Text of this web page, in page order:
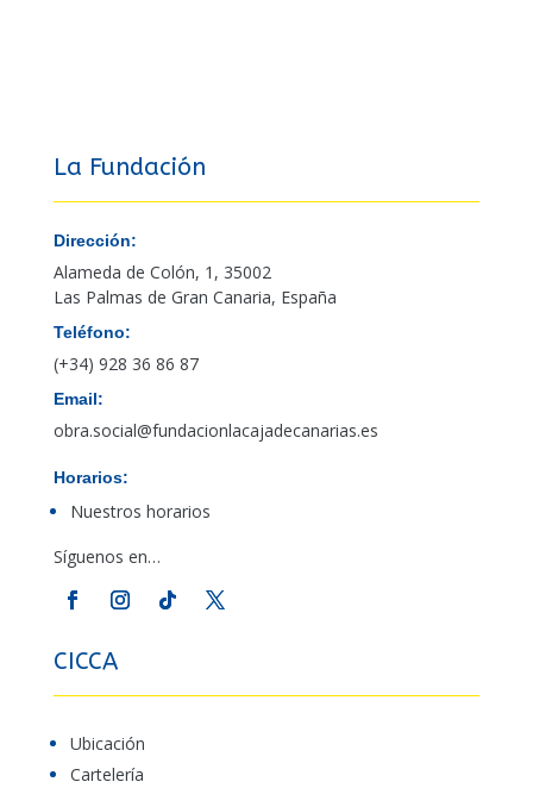
La Fundación
Dirección:
Alameda de Colón, 1, 35002
Las Palmas de Gran Canaria, España
Teléfono:
(+34) 928 36 86 87
Email:
obra.social@fundacionlacajadecanarias.es
Horarios:
Nuestros horarios
Síguenos en…
CICCA
Ubicación
Cartelería